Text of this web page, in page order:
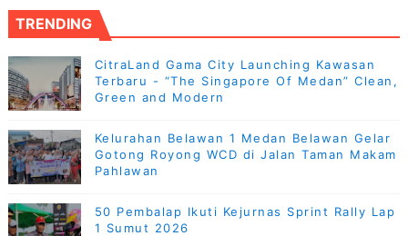
TRENDING
CitraLand Gama City Launching Kawasan
Terbaru - “The Singapore Of Medan” Clean,
Green and Modern
Kelurahan Belawan 1 Medan Belawan Gelar
Gotong Royong WCD di Jalan Taman Makam
Pahlawan
50 Pembalap Ikuti Kejurnas Sprint Rally Lap
1 Sumut 2026